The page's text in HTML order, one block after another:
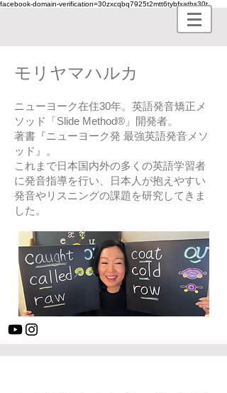
facebook-domain-verification=30zxcqbq7925t2mtt6tybfxatbs30t
モリヤマハルカ
​ニューヨーク在住30年。英語発音矯正メ
ソッド「Slide Method®」開発者。
著書『ニューヨーク発 最強英語発音メソ
ッド』。
これまで日本国内外の多くの英語学習者
に発音指導を行い、日本人が抱えやすい
発音やリスニングの課題を研究してきま
した。